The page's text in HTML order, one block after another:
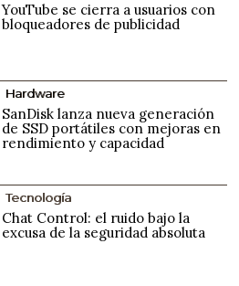
YouTube se cierra a usuarios con
bloqueadores de publicidad
Hardware
SanDisk lanza nueva generación
de SSD portátiles con mejoras en
rendimiento y capacidad
Tecnología
Chat Control: el ruido bajo la
excusa de la seguridad absoluta